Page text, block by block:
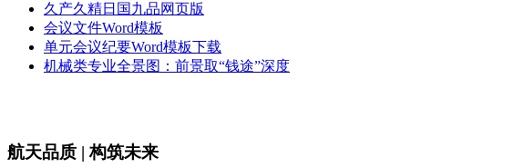
久产久精日国九品网页版
会议文件Word模板
单元会议纪要Word模板下载
机械类专业全景图：前景取“钱途”深度
航天品质 | 构筑未来